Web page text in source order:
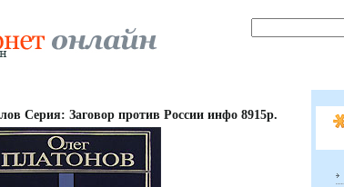
Серия: Заговор против России инфо 8915p.